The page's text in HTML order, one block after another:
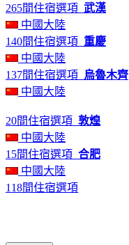
265間住宿選項 武漢
中國大陸
140間住宿選項 重慶
中國大陸
137間住宿選項
烏魯木齊
中國大陸
20間住宿選項 敦煌
中國大陸
15間住宿選項 合肥
中國大陸
118間住宿選項